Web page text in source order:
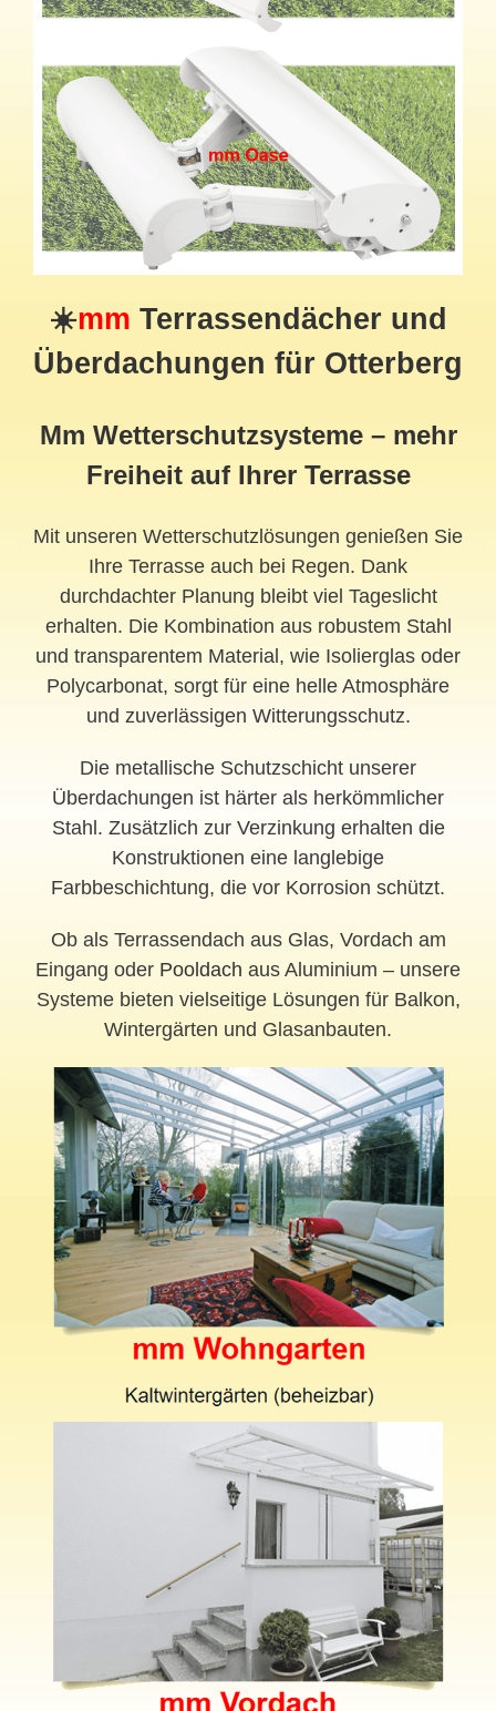
☀️mm Terrassendächer und
Überdachungen für Otterberg
Mm Wetterschutzsysteme – mehr
Freiheit auf Ihrer Terrasse
Mit unseren Wetterschutzlösungen genießen Sie
Ihre Terrasse auch bei Regen. Dank
durchdachter Planung bleibt viel Tageslicht
erhalten. Die Kombination aus robustem Stahl
und transparentem Material, wie Isolierglas oder
Polycarbonat, sorgt für eine helle Atmosphäre
und zuverlässigen Witterungsschutz.
Die metallische Schutzschicht unserer
Überdachungen ist härter als herkömmlicher
Stahl. Zusätzlich zur Verzinkung erhalten die
Konstruktionen eine langlebige
Farbbeschichtung, die vor Korrosion schützt.
Ob als Terrassendach aus Glas, Vordach am
Eingang oder Pooldach aus Aluminium – unsere
Systeme bieten vielseitige Lösungen für Balkon,
Wintergärten und Glasanbauten.